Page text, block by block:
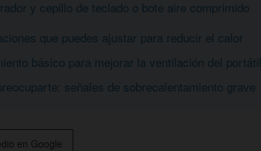
y cepillo de teclado o bote aire comprimido
que puedes ajustar para reducir el calor
básico para mejorar la ventilación del portátil
señales de sobrecalentamiento grave
en Google